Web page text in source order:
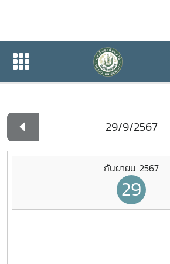
ปฏิทินกิจกรรมของหน่
ปฏิทินกิจกรรมของหน่วยงาน
กันยายน 2567
29